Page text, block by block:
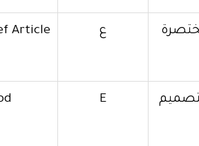
ع
Article
E